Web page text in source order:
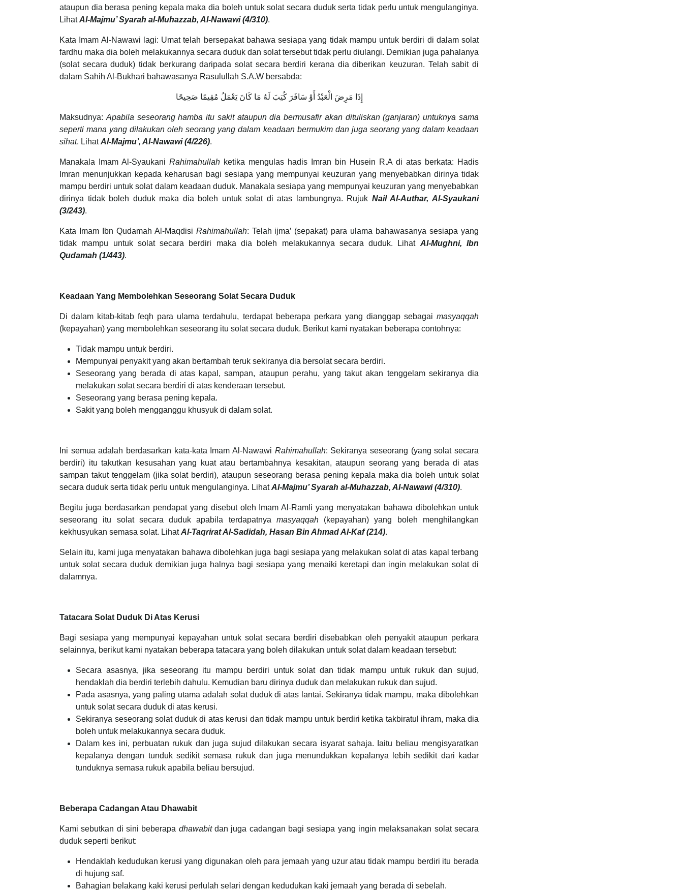
ataupun dia berasa pening kepala maka dia boleh untuk solat secara duduk serta tidak perlu untuk mengulanginya.
LihatAl-Majmu’ Syarah al-Muhazzab, Al-Nawawi (4/310).
Kata Imam Al-Nawawi lagi: Umat telah bersepakat bahawa sesiapa yang tidak mampu untuk berdiri di dalam solat
fardhu maka dia boleh melakukannya secara duduk dan solat tersebut tidak perlu diulangi. Demikian juga pahalanya
(solat secara duduk) tidak berkurang daripada solat secara berdiri kerana dia diberikan keuzuran. Telah sabit di
dalam Sahih Al-Bukhari bahawasanya Rasulullah S.A.W bersabda:
إِذَا مَرِضَ الْعَبْدُ أَوْ سَافَرَ كُتِبَ لَهُ مَا كَانَ يَعْمَلُ مُقِيمًا صَحِيحًا
Maksudnya: Apabila seseorang hamba itu sakit ataupun dia bermusafir akan dituliskan (ganjaran) untuknya sama
seperti mana yang dilakukan oleh seorang yang dalam keadaan bermukim dan juga seorang yang dalam keadaan
sihat. LihatAl-Majmu’, Al-Nawawi (4/226).
Manakala Imam Al-Syaukani Rahimahullah ketika mengulas hadis Imran bin Husein R.A di atas berkata: Hadis
Imran menunjukkan kepada keharusan bagi sesiapa yang mempunyai keuzuran yang menyebabkan dirinya tidak
mampu berdiri untuk solat dalam keadaan duduk. Manakala sesiapa yang mempunyai keuzuran yang menyebabkan
dirinya tidak boleh duduk maka dia boleh untuk solat di atas lambungnya. Rujuk Nail Al-Authar, Al-Syaukani
(3/243).
Kata Imam Ibn Qudamah Al-Maqdisi Rahimahullah: Telah ijma’ (sepakat) para ulama bahawasanya sesiapa yang
tidak mampu untuk solat secara berdiri maka dia boleh melakukannya secara duduk. Lihat Al-Mughni, Ibn
Qudamah (1/443).
Keadaan Yang Membolehkan Seseorang Solat Secara Duduk
Di dalam kitab-kitab feqh para ulama terdahulu, terdapat beberapa perkara yang dianggap sebagai masyaqqah
(kepayahan) yang membolehkan seseorang itu solat secara duduk. Berikut kami nyatakan beberapa contohnya:
Tidak mampu untuk berdiri.
Mempunyai penyakit yang akan bertambah teruk sekiranya dia bersolat secara berdiri.
Seseorang yang berada di atas kapal, sampan, ataupun perahu, yang takut akan tenggelam sekiranya dia
melakukan solat secara berdiri di atas kenderaan tersebut.
Seseorang yang berasa pening kepala.
Sakit yang boleh mengganggu khusyuk di dalam solat.
Ini semua adalah berdasarkan kata-kata Imam Al-Nawawi Rahimahullah: Sekiranya seseorang (yang solat secara
berdiri) itu takutkan kesusahan yang kuat atau bertambahnya kesakitan, ataupun seorang yang berada di atas
sampan takut tenggelam (jika solat berdiri), ataupun seseorang berasa pening kepala maka dia boleh untuk solat
secara duduk serta tidak perlu untuk mengulanginya. LihatAl-Majmu’ Syarah al-Muhazzab, Al-Nawawi (4/310).
Begitu juga berdasarkan pendapat yang disebut oleh Imam Al-Ramli yang menyatakan bahawa dibolehkan untuk
seseorang itu solat secara duduk apabila terdapatnya masyaqqah (kepayahan) yang boleh menghilangkan
kekhusyukan semasa solat. LihatAl-Taqrirat Al-Sadidah, Hasan Bin Ahmad Al-Kaf (214).
Selain itu, kami juga menyatakan bahawa dibolehkan juga bagi sesiapa yang melakukan solat di atas kapal terbang
untuk solat secara duduk demikian juga halnya bagi sesiapa yang menaiki keretapi dan ingin melakukan solat di
dalamnya.
Tatacara Solat Duduk Di Atas Kerusi
Bagi sesiapa yang mempunyai kepayahan untuk solat secara berdiri disebabkan oleh penyakit ataupun perkara
selainnya, berikut kami nyatakan beberapa tatacara yang boleh dilakukan untuk solat dalam keadaan tersebut:
Secara asasnya, jika seseorang itu mampu berdiri untuk solat dan tidak mampu untuk rukuk dan sujud,
hendaklah dia berdiri terlebih dahulu. Kemudian baru dirinya duduk dan melakukan rukuk dan sujud.
Pada asasnya, yang paling utama adalah solat duduk di atas lantai. Sekiranya tidak mampu, maka dibolehkan
untuk solat secara duduk di atas kerusi.
Sekiranya seseorang solat duduk di atas kerusi dan tidak mampu untuk berdiri ketika takbiratul ihram, maka dia
boleh untuk melakukannya secara duduk.
Dalam kes ini, perbuatan rukuk dan juga sujud dilakukan secara isyarat sahaja. Iaitu beliau mengisyaratkan
kepalanya dengan tunduk sedikit semasa rukuk dan juga menundukkan kepalanya lebih sedikit dari kadar
tunduknya semasa rukuk apabila beliau bersujud.
Beberapa Cadangan Atau Dhawabit
Kami sebutkan di sini beberapa dhawabitdan juga cadangan bagi sesiapa yang ingin melaksanakan solat secara
duduk seperti berikut:
Hendaklah kedudukan kerusi yang digunakan oleh para jemaah yang uzur atau tidak mampu berdiri itu berada
di hujung saf.
Bahagian belakang kaki kerusi perlulah selari dengan kedudukan kaki jemaah yang berada di sebelah.